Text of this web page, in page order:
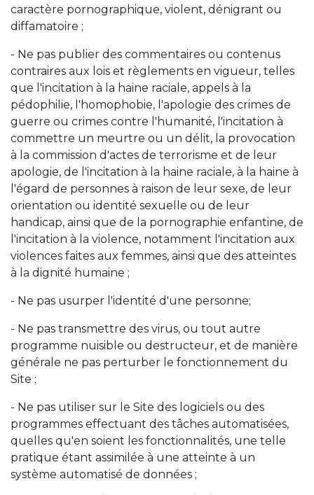
caractère pornographique, violent, dénigrant ou
diffamatoire ;
- Ne pas publier des commentaires ou contenus
contraires aux lois et règlements en vigueur, telles
que l'incitation à la haine raciale, appels à la
pédophilie, l'homophobie, l'apologie des crimes de
guerre ou crimes contre l'humanité, l'incitation à
commettre un meurtre ou un délit, la provocation
à la commission d'actes de terrorisme et de leur
apologie, de l'incitation à la haine raciale, à la haine à
l'égard de personnes à raison de leur sexe, de leur
orientation ou identité sexuelle ou de leur
handicap, ainsi que de la pornographie enfantine, de
l'incitation à la violence, notamment l'incitation aux
violences faites aux femmes, ainsi que des atteintes
à la dignité humaine ;
- Ne pas usurper l'identité d'une personne;
- Ne pas transmettre des virus, ou tout autre
programme nuisible ou destructeur, et de manière
générale ne pas perturber le fonctionnement du
Site ;
- Ne pas utiliser sur le Site des logiciels ou des
programmes effectuant des tâches automatisées,
quelles qu'en soient les fonctionnalités, une telle
pratique étant assimilée à une atteinte à un
système automatisé de données ;